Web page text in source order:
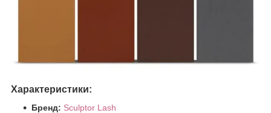
Характеристики:
Бренд: Sculptor Lash